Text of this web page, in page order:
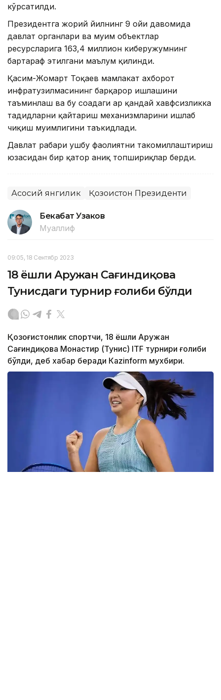
кўрсатилди.
Президентга жорий йилнинг 9 ойи давомида
давлат органлари ва муҳим объектлар
ресурсларига 163,4 миллион киберҳужумнинг
бартараф этилгани маълум қилинди.
Қасим-Жомарт Тоқаев мамлакат ахборот
инфратузилмасининг барқарор ишлашини
таъминлаш ва бу соҳадаги ҳар қандай хавфсизликка
таҳдидларни қайтариш механизмларини ишлаб
чиқиш муҳимлигини таъкидлади.
Давлат раҳбари ушбу фаолиятни такомиллаштириш
юзасидан бир қатор аниқ топшириқлар берди.
Асосий янгилик Қозоғистон Президенти
Бекабат Узаков
Муаллиф
09:05, 18 Сентябр 2023
18 ёшли Аружан Сағиндиқова
Тунисдаги турнир ғолиби бўлди
Қозоғистонлик спортчи, 18 ёшли Аружан
Сағиндиқова Монастир (Тунис) ITF турнири ғолиби
бўлди, деб хабар беради Каzinform мухбири.